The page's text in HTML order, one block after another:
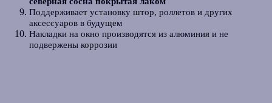
Поддерживает установку штор, роллетов и других
аксессуаров в будущем
Накладки на окно производятся из алюминия и не
подвержены коррозии